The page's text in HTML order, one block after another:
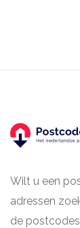
Wilt u een
adressen
de